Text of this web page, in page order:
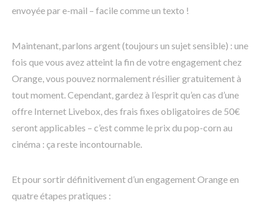
envoyée par e-mail – facile comme un texto !
Maintenant, parlons argent (toujours un sujet sensible) : une
fois que vous avez atteint la fin de votre engagement chez
Orange, vous pouvez normalement résilier gratuitement à
tout moment. Cependant, gardez à l’esprit qu’en cas d’une
offre Internet Livebox, des frais fixes obligatoires de 50€
seront applicables – c’est comme le prix du pop-corn au
cinéma : ça reste incontournable.
Et pour sortir définitivement d’un engagement Orange en
quatre étapes pratiques :